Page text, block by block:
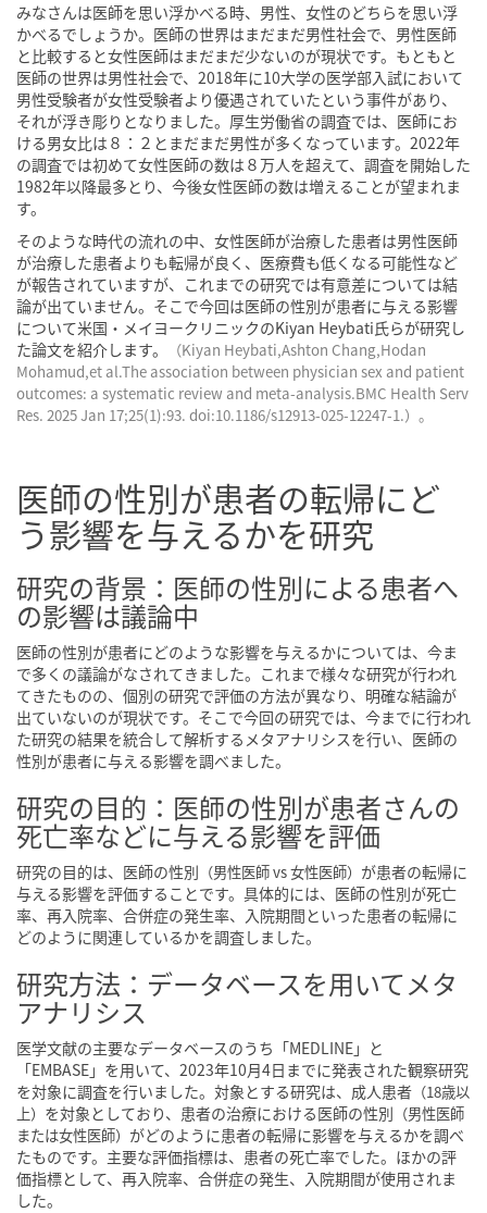
みなさんは医師を思い浮かべる時、男性、女性のどちらを思い浮
かべるでしょうか。医師の世界はまだまだ男性社会で、男性医師
と比較すると女性医師はまだまだ少ないのが現状です。もともと
医師の世界は男性社会で、2018年に10大学の医学部入試において
男性受験者が女性受験者より優遇されていたという事件があり、
それが浮き彫りとなりました。厚生労働省の調査では、医師にお
ける男女比は８：２とまだまだ男性が多くなっています。2022年
の調査では初めて女性医師の数は８万人を超えて、調査を開始した
1982年以降最多とり、今後女性医師の数は増えることが望まれま
す。
そのような時代の流れの中、女性医師が治療した患者は男性医師
が治療した患者よりも転帰が良く、医療費も低くなる可能性など
が報告されていますが、これまでの研究では有意差については結
論が出ていません。そこで今回は医師の性別が患者に与える影響
について米国・メイヨークリニックのKiyan Heybati氏らが研究し
た論文を紹介します。
（Kiyan Heybati,Ashton Chang,Hodan
Mohamud,et al.The association between physician sex and patient
outcomes: a systematic review and meta-analysis.BMC Health Serv
Res. 2025 Jan 17;25(1):93. doi:10.1186/s12913-025-12247-1.）。
医師の性別が患者の転帰にど
う影響を与えるかを研究
研究の背景：医師の性別による患者へ
の影響は議論中
医師の性別が患者にどのような影響を与えるかについては、今ま
で多くの議論がなされてきました。これまで様々な研究が行われ
てきたものの、個別の研究で評価の方法が異なり、明確な結論が
出ていないのが現状です。そこで今回の研究では、今までに行われ
た研究の結果を統合して解析するメタアナリシスを行い、医師の
性別が患者に与える影響を調べました。
研究の目的：医師の性別が患者さんの
死亡率などに与える影響を評価
研究の目的は、医師の性別 （男性医師 vs 女性医師） が患者の転帰に
与える影響を評価することです。具体的には、医師の性別が死亡
率、再入院率、合併症の発生率、入院期間といった患者の転帰に
どのように関連しているかを調査しました。
研究方法：データベースを用いてメタ
アナリシス
医学文献の主要なデータベースのうち「MEDLINE」と
「EMBASE」を用いて、2023年10月4日までに発表された観察研究
を対象に調査を行いました。対象とする研究は、成人患者 （18歳以
上） を対象としており、患者の治療における医師の性別 （男性医師
または女性医師） がどのように患者の転帰に影響を与えるかを調べ
たものです。主要な評価指標は、患者の死亡率でした。ほかの評
価指標として、再入院率、合併症の発生、入院期間が使用されま
した。